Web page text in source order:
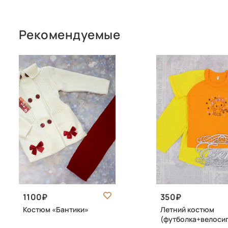
Рекомендуемые
1100
Костюм «Бантики»
350
Летний костюм